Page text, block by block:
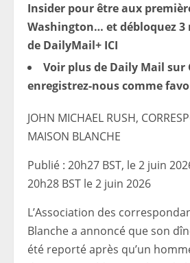
Insider pour être aux
Washington… et débloquez 3
de DailyMail+ ICI
Voir plus de Daily Mail sur
enregistrez-nous comme
JOHN MICHAEL RUSH,
MAISON BLANCHE
Publié : 20h27 BST, le 2 juin
20h28 BST le 2 juin 2026
L’Association des
Blanche a annoncé que son
été reporté après qu’un